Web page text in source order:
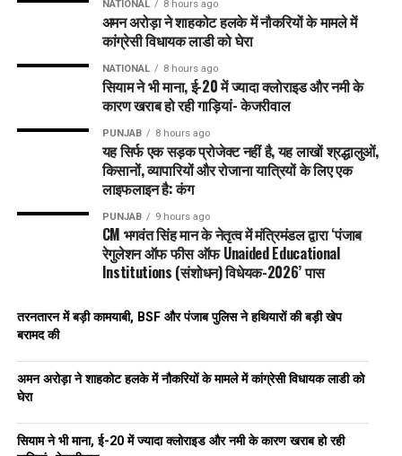
NATIONAL 8 hours ago
अमन अरोड़ा ने शाहकोट हलके में नौकरियों के मामले में
कांग्रेसी विधायक लाडी को घेरा
NATIONAL 8 hours ago
सियाम ने भी माना, ई-20 में ज्यादा क्लोराइड और नमी के
कारण खराब हो रही गाड़ियां- केजरीवाल
PUNJAB 8 hours ago
यह सिर्फ एक सड़क प्रोजेक्ट नहीं है, यह लाखों श्रद्धालुओं,
किसानों, व्यापारियों और रोजाना यात्रियों के लिए एक
लाइफलाइन है: कंग
PUNJAB 9 hours ago
CM भगवंत सिंह मान के नेतृत्व में मंत्रिमंडल द्वारा ‘पंजाब
रेगुलेशन ऑफ फीस ऑफ Unaided Educational
Institutions (संशोधन) विधेयक-2026’ पास
तरनतारन में बड़ी कामयाबी, BSF और पंजाब पुलिस ने हथियारों की बड़ी खेप
बरामद की
अमन अरोड़ा ने शाहकोट हलके में नौकरियों के मामले में कांग्रेसी विधायक लाडी को
घेरा
सियाम ने भी माना, ई-20 में ज्यादा क्लोराइड और नमी के कारण खराब हो रही